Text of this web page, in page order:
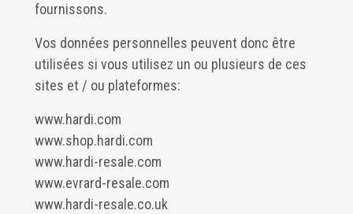
fournissons.
Vos données personnelles peuvent donc être
utilisées si vous utilisez un ou plusieurs de ces
sites et / ou plateformes:
www.hardi.com
www.shop.hardi.com
www.hardi-resale.com
www.evrard-resale.com
www.hardi-resale.co.uk